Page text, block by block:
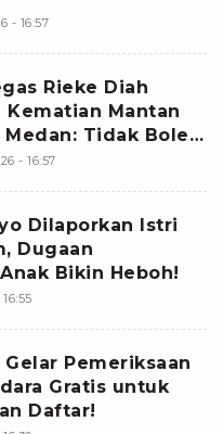
- 16:57
Rieke Diah
Kematian Mantan
Tidak Boleh
Istimewa
- 16:57
Dilaporkan Istri
Dugaan
Bikin Heboh!
Pemeriksaan
Gratis untuk
Daftar!